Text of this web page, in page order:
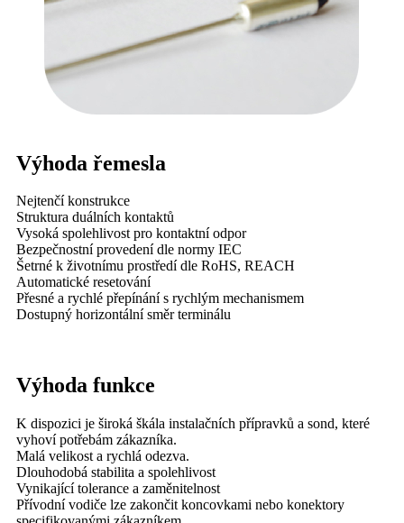
Výhoda řemesla
Nejtenčí konstrukce
Struktura duálních kontaktů
Vysoká spolehlivost pro kontaktní odpor
Bezpečnostní provedení dle normy IEC
Šetrné k životnímu prostředí dle RoHS, REACH
Automatické resetování
Přesné a rychlé přepínání s rychlým mechanismem
Dostupný horizontální směr terminálu
Výhoda funkce
K dispozici je široká škála instalačních přípravků a sond, které
vyhoví potřebám zákazníka.
Malá velikost a rychlá odezva.
Dlouhodobá stabilita a spolehlivost
Vynikající tolerance a zaměnitelnost
Přívodní vodiče lze zakončit koncovkami nebo konektory